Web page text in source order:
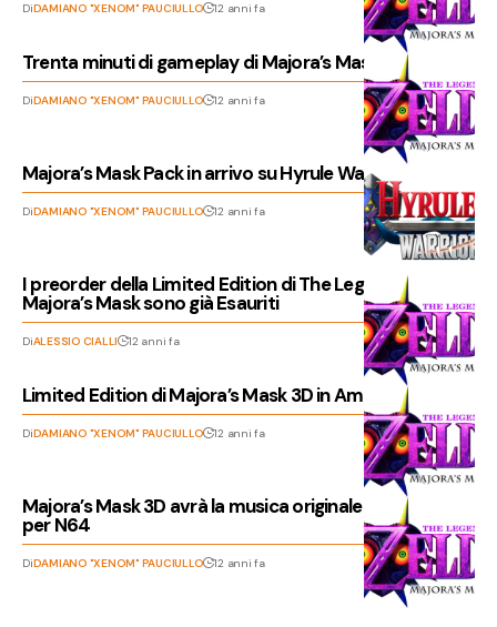
DiDAMIANO "XENOM" PAUCIULLO 12 anni fa
Trenta minuti di gameplay di Majora’s Mask 3D
DiDAMIANO "XENOM" PAUCIULLO 12 anni fa
Majora’s Mask Pack in arrivo su Hyrule Warriors
DiDAMIANO "XENOM" PAUCIULLO 12 anni fa
I preorder della Limited Edition di The Legend Of Zelda
Majora’s Mask sono già Esauriti
DiALESSIO CIALLI 12 anni fa
Limited Edition di Majora’s Mask 3D in America
DiDAMIANO "XENOM" PAUCIULLO 12 anni fa
Majora’s Mask 3D avrà la musica originale del capitolo
per N64
DiDAMIANO "XENOM" PAUCIULLO 12 anni fa